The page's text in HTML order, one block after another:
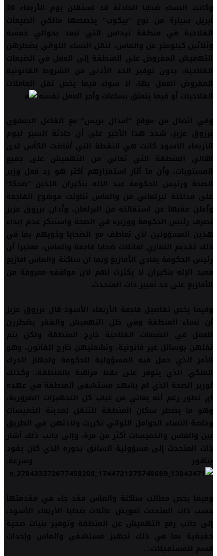
وكانت النساء ضحايا الحادثة قد استقلن يوم الأربعاء 20
أبريل سيارة من نوع “بيكوب” يخصصها مالكي الضيعات
الفلاحية في منطقة تيداس التي تبعد بحوالي خمسة
وثلاثين كيلومتر عن والماس، لنقل النساء اللواتي يضطرهن
التهميش المفروض على المنطقة إلى العمل في الضيعات
الفلاحية، بدون توفير الحد الأدنى من الشروط القانونية
المفروض العمل بها، لا سواء فيما يخص نقل العاملات
الفلاحيات أو فيما يتعلق بساعات وأجر العمل نفسه.
وفي اتصال من موقع “أمدال بريس” مع الفاعل الجمعوي
برزوق عزيز، شدد هذا الأخير على أن حادثة السير ليوم
الأربعاء الأسود كانت هي النقطة التي أفاضت الكأس لدى
أهالي المنطقة التي تعاني من التهميش على جميع
المستويات، وأن ما أثار استفزازهم أكثر هو رد فعل وزير
الصحة ورئيس الحكومة عبد الإله بنكيران اللذين “ضحكا”
على مداخلة لبرلماني من والماس تناولت موضوع الفاجعة
وأعلن عقبها عن استقالته من البرلمان، وأدان برزوق عزيز
تصرف رئيس الحكومة ووزيره في الصحة واستنكر عدم إبداء
هذين المسؤولين لأي تعاطف مع الضحايا وذويهم بما في
ذلك تقديم التعازي لعائلات ضحايا فاجعة والماس، معتبرا أن
رئيس الحكومة يعادي الأمازيغ وبما أن ساكنة والماس أمازيغ
فعبد الإله بنكيران لا يكترث لهم لأن مواقفه معروفة من
الأمازيغ على حد تعبير ذات المتحدث.
وفيما يخص تفاصيل فاجعة الأربعاء الأسود قال برزوق عزيز
أن نساء المنطقة وفي ظل التهميش والفقر يضطررن
للعمل في الضيعات الفلاحية خارج المنطقة ولكن يتم
نقلهن بوسائل غير قانونية، وتشغليهن خارج القانون، وهو
الأمر الذي حمل فيه المسؤولية للحكومة ولجهاز الدرك
الملكي الذي يتوفر على نقط مراقبة بالمنطقة، وكذلك
لوزير الصحة الذي لم يشهد مستشفى المنطقة في عهده
أي تطور رغم أنه يعاني من غياب كل التجهيزات الضرورية،
وهو ما يضطر سكان المنطقة للتنقل لمدينة الخميسات
وخاصة النساء الحوامل اللواتي تكررت ولادتهن في الطريق
بين والماس والخميسات أكثر من مرة، وإلى جانب ذلك أشار
ذات المتحدث إلى مسؤولية السائق بدوره الذي كان يقود
بتهور وسرعة.
وفيما يخص مطالب ساكنة والماس فقد جاء في مقدمتها
حسب ذات المتحدث تعويض عائلات ضحايا الأربعاء الأسود،
إلى جانب رفع التهميش عن المنطقة وتوفير بنيات صحية
حقيقية بما في ذلك تجهيز مستشفى والماس وإحداث
قسم للمستعجلات…